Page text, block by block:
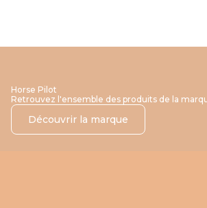
Horse Pilot
Retrouvez l'ensemble des produits de la
Découvrir la marque